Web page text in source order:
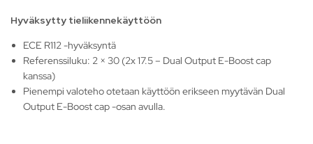
Hyväksytty tieliikennekäyttöön
ECE R112 -hyväksyntä
Referenssiluku: 2 × 30 (2x 17.5 – Dual Output E-Boost cap
kanssa)
Pienempi valoteho otetaan käyttöön erikseen myytävän Dual
Output E-Boost cap -osan avulla.